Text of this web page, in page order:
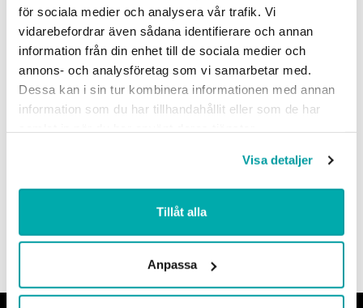
för sociala medier och analysera vår trafik. Vi
vidarebefordrar även sådana identifierare och annan
information från din enhet till de sociala medier och
annons- och analysföretag som vi samarbetar med.
Dessa kan i sin tur kombinera informationen med annan
information som du har tillhandahållit eller som de har
Visa detaljer
Tillåt alla
Anpassa
11
SEP
WEBINAR - HÅLLBARHET
Så får du Agenda 2030 att
bidra till företagets tillväxt
14
FEB
WEBINAR-
Så fungerar
Se alla kurser